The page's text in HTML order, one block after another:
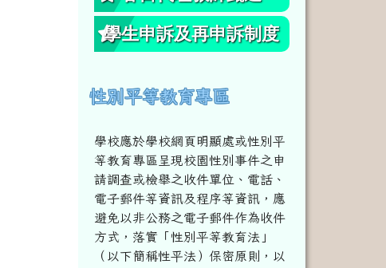
學生申訴及再申訴制度
性別平等教育專區
學校應於學校網頁明顯處或性別平
等教育專區呈現校園性別事件之申
請調查或檢舉之收件單位、電話、
電子郵件等資訊及程序等資訊， 應
避免以非公務之電子郵件作為收件
方式，落實「性別平等教育法」
（以下簡稱性平法）保密原則，以